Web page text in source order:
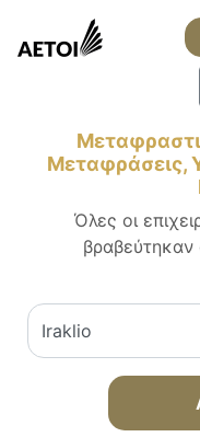
Μεταφράσεις,
Όλες οι
βραβεύτηκαν